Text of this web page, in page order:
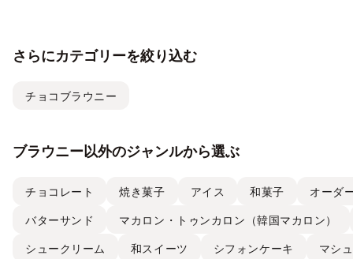
さらにカテゴリーを絞り込む
チョコブラウニー
ブラウニー以外のジャンルから選ぶ
チョコレート 焼き菓子 アイス 和菓子 オーダ
バターサンド マカロン・トゥンカロン（韓国マカロン）
シュークリーム 和スイーツ シフォンケーキ マシ